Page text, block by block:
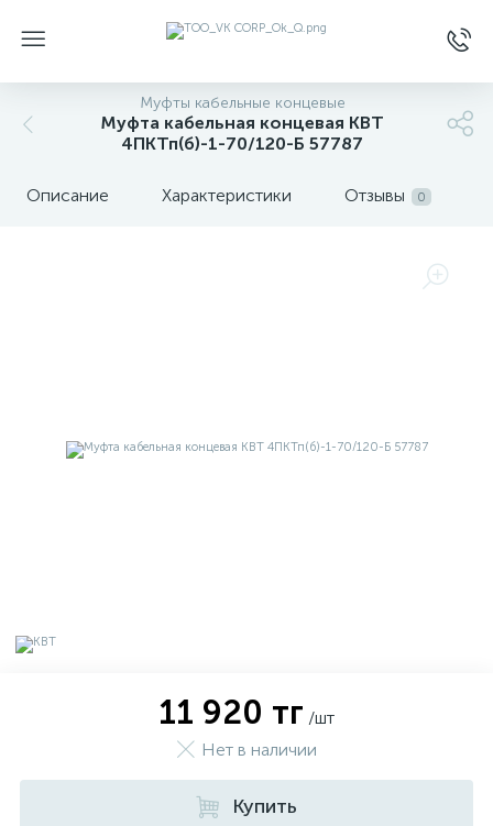
Муфты кабельные концевые
Муфта кабельная концевая КВТ
4ПКТп(б)-1-70/120-Б 57787
Описание Характеристики Отзывы 0
11 920 тг /шт
Нет в наличии
Купить